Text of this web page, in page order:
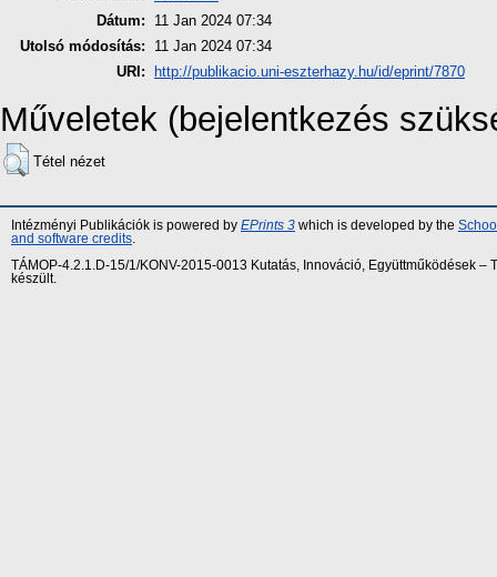
Dátum:
11 Jan 2024 07:34
Utolsó módosítás:
11 Jan 2024 07:34
URI:
http://publikacio.uni-eszterhazy.hu/id/eprint/7870
Műveletek (bejelentkezés
Tétel nézet
Intézményi Publikációk is powered by EPrints 3 which is developed by the
and software credits
TÁMOP-4.2.1.D-15/1/KONV-2015-0013 Kutatás, Innováció, Együttműködések
készült.